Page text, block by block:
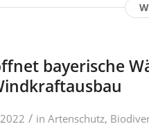
bayerische
/ in Artenschutz,